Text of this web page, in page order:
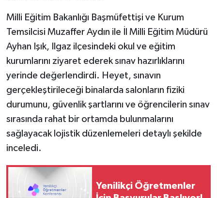
Milli Eğitim Bakanlığı Başmüfettişi ve Kurum
Temsilcisi Muzaffer Aydın ile İl Milli Eğitim Müdürü
Ayhan Işık, Ilgaz ilçesindeki okul ve eğitim
kurumlarını ziyaret ederek sınav hazırlıklarını
yerinde değerlendirdi. Heyet, sınavın
gerçekleştirileceği binalarda salonların fiziki
durumunu, güvenlik şartlarını ve öğrencilerin sınav
sırasında rahat bir ortamda bulunmalarını
sağlayacak lojistik düzenlemeleri detaylı şekilde
inceledi.
Yenilikçi Öğretmenler